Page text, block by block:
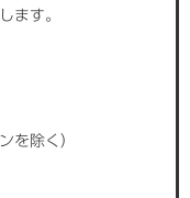
ます。
を除く）